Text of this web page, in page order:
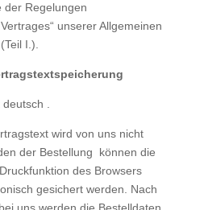
der Regelungen
unserer Allgemeinen
I.).
.
wird von uns nicht
der Bestellung können die
des Browsers
gesichert werden. Nach